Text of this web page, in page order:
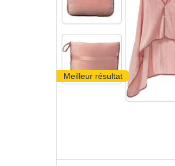
Meilleur résultat